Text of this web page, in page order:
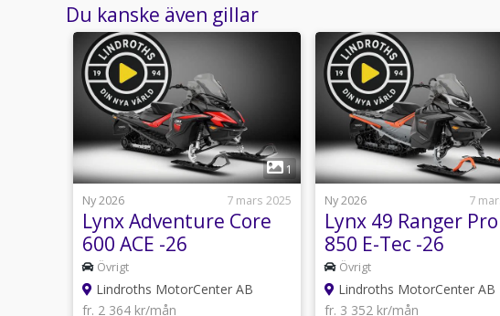
Du kanske även gillar
1
Ny 2026
7 mars 2025
Lynx Adventure Core
600 ACE -26
Övrigt
Lindroths MotorCenter AB
fr. 2 364 kr/mån
Ny 2026
7
Lynx 49 Ranger Pro
850 E-Tec -26
Övrigt
Lindroths MotorCenter AB
fr. 3 352 kr/mån